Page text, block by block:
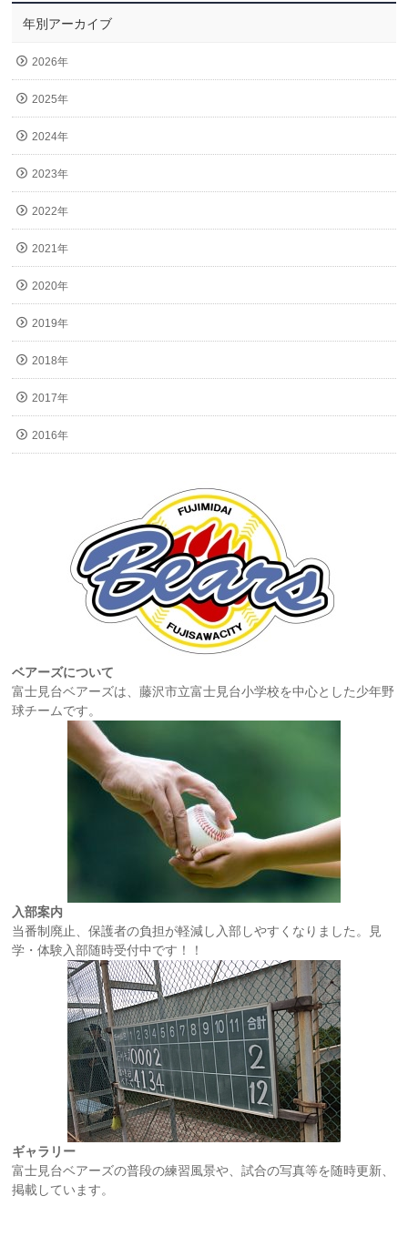
年別アーカイブ
2026年
2025年
2024年
2023年
2022年
2021年
2020年
2019年
2018年
2017年
2016年
ベアーズについて
富士見台ベアーズは、藤沢市立富士見台小学校を中心とした少年野
球チームです。
入部案内
当番制廃止、保護者の負担が軽減し入部しやすくなりました。見
学・体験入部随時受付中です！！
ギャラリー
富士見台ベアーズの普段の練習風景や、試合の写真等を随時更新、
掲載しています。